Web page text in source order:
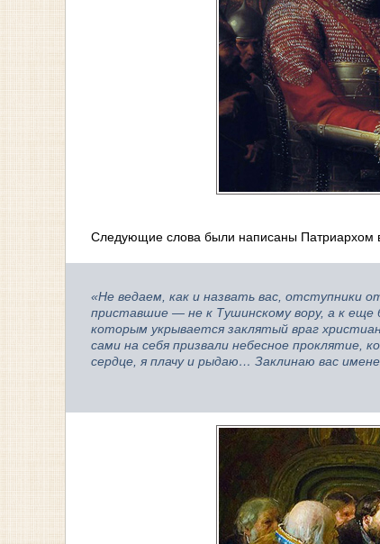
Следующие слова были написаны Патриархом
«Не ведаем, как и назвать вас, отступники
приставшие — не к Тушинскому вору, а к еще
которым укрывается заклятый враг
сами на себя призвали небесное проклятие,
сердце, я плачу и рыдаю… Заклинаю вас